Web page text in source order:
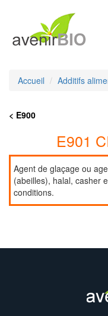
Accueil Additifs
< E900
E901
Agent de glaçage ou
(abeilles), halal, casher
conditions.